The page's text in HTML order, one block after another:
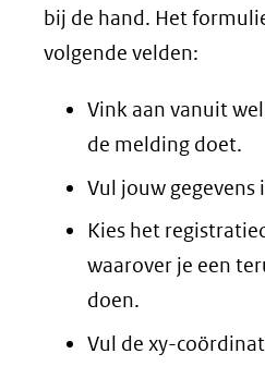
bij de hand. Het
volgende velden:
Vink aan vanuit
de melding doet.
Vul jouw gegevens
Kies het
waarover je een
doen.
Vul de xy-